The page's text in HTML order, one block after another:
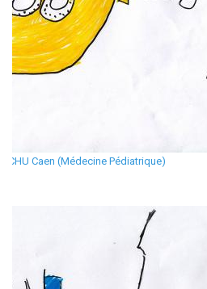
CHU Caen (Médecine Pédiatrique)